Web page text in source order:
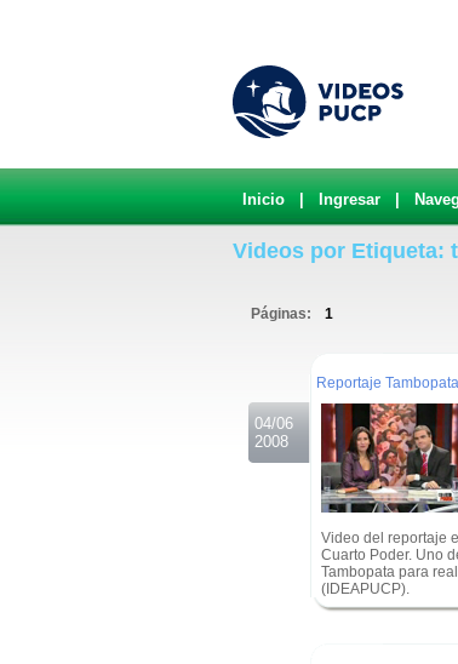
Inicio Ingresar
Videos por Etiqueta:
Páginas: 1
04/06
2008
Reportaje
Video del reportaje
Cuarto Poder. Uno
Tambopata para
(IDEAPUCP).